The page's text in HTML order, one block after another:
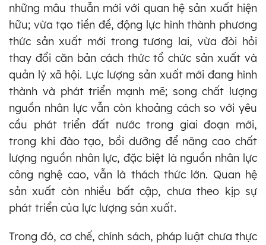
những mâu thuẫn mới với quan hệ sản xuất hiện
hữu; vừa tạo tiền đề, động lực hình thành phương
thức sản xuất mới trong tương lai, vừa đòi hỏi
thay đổi căn bản cách thức tổ chức sản xuất và
quản lý xã hội. Lực lượng sản xuất mới đang hình
thành và phát triển mạnh mẽ; song chất lượng
nguồn nhân lực vẫn còn khoảng cách so với yêu
cầu phát triển đất nước trong giai đoạn mới,
trong khi đào tạo, bồi dưỡng để nâng cao chất
lượng nguồn nhân lực, đặc biệt là nguồn nhân lực
công nghệ cao, vẫn là thách thức lớn. Quan hệ
sản xuất còn nhiều bất cập, chưa theo kịp sự
phát triển của lực lượng sản xuất.
Trong đó, cơ chế, chính sách, pháp luật chưa thực